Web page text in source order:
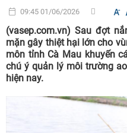
09:45 01/06/2026
(vasep.com.vn) Sau đợt
mặn gây thiệt hại lớn cho
môn tỉnh Cà Mau khuyến
chú ý quản lý môi trường
hiện nay.